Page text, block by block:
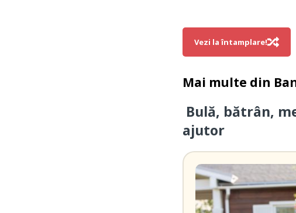
Vezi la întamplare!
Mai multe din
Bulă, bătrân,
ajutor